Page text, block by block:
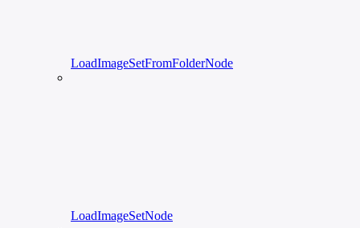
LoadImageSetFromFolderNode
LoadImageSetNode